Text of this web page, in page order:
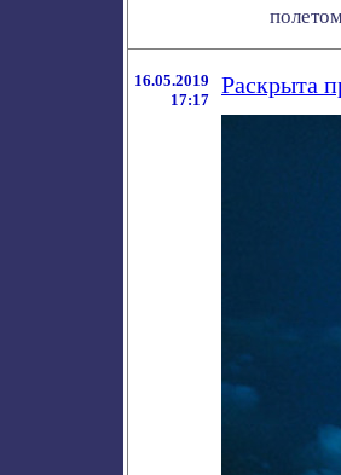
16.05.2019
17:17
Раскрыта